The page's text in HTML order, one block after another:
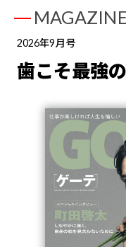
MAGAZINE
2026年9月号
歯こそ最強